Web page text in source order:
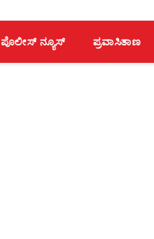
ಪೊಲೀಸ್ ನ್ಯೂಸ್ ಪ್ರವಾಸಿತಾಣ